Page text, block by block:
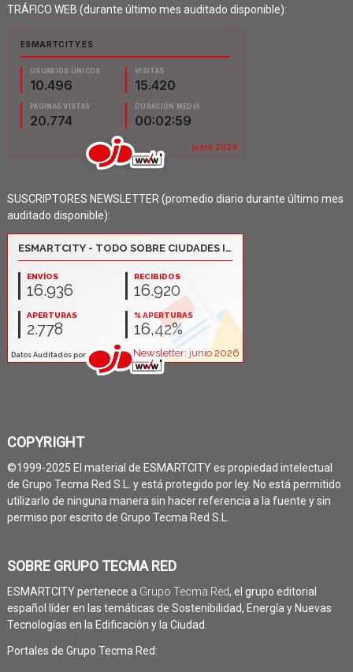
TRÁFICO WEB (durante último mes auditado disponible):
SUSCRIPTORES NEWSLETTER (promedio diario durante último mes
auditado disponible):
COPYRIGHT
©1999-2025 El material de ESMARTCITY es propiedad intelectual
de Grupo Tecma Red S.L. y está protegido por ley. No está permitido
utilizarlo de ninguna manera sin hacer referencia a la fuente y sin
permiso por escrito de Grupo Tecma Red S.L.
SOBRE GRUPO TECMA RED
ESMARTCITY pertenece a Grupo Tecma Red, el grupo editorial
español líder en las temáticas de Sostenibilidad, Energía y Nuevas
Tecnologías en la Edificación y la Ciudad.
Portales de Grupo Tecma Red: